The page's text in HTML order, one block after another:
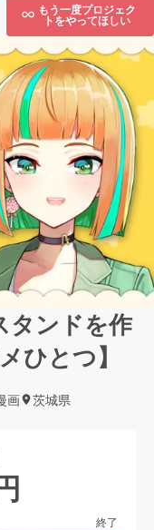
もう一度プロジェク
トをやってほしい
タンドを作
ひとつ】
画 茨城県
終了